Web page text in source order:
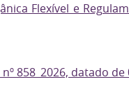
Flexível e
858_2026, datado de